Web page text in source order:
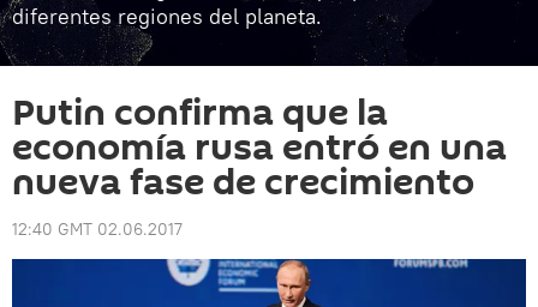
diferentes regiones del planeta.
Putin confirma que la
economía rusa entró en una
nueva fase de crecimiento
12:40 GMT 02.06.2017